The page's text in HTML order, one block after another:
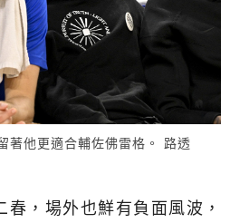
著他更適合輔佐佛雷格。 路透
，場外也鮮有負面風波，